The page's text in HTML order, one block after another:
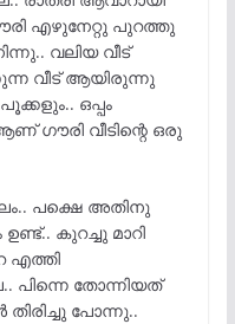
എഴുനേറ്റു പുറത്തു
വലിയ വീട്
വീട് ആയിരുന്നു
ഒപ്പം
ഗൗരി വീടിന്റെ ഒരു
പക്ഷെ അതിനു
കുറച്ചു മാറി
എത്തി
പിന്നെ തോന്നിയത്
പോന്നു..